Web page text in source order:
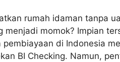
rumah idaman tanpa
menjadi momok? Impian
pembiayaan di Indonesia
BI Checking. Namun,